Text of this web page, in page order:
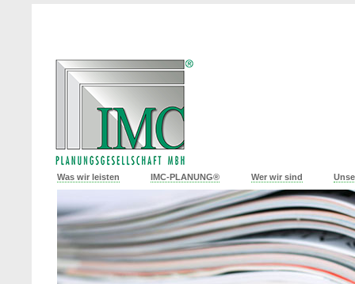
Was wir leisten IMC-PLANUNG® Wer wir sind